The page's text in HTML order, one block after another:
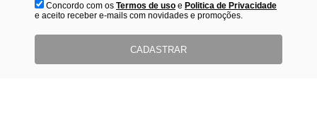
Concordo com os Termos de usoe Politica de Privacidade
e aceito receber e-mails com novidades e promoções.
CADASTRAR